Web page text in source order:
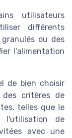
utilisateurs
différents
ou des
l'alimentation
de bien choisir
critères de
telles que le
l'utilisation de
avec une